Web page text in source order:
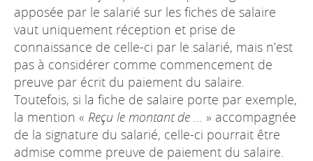
apposée par le salarié sur les fiches de salaire
vaut uniquement réception et prise de
connaissance de celle-ci par le salarié, mais n’est
pas à considérer comme commencement de
preuve par écrit du paiement du salaire.
Toutefois, si la fiche de salaire porte par exemple,
la mention « Reçu le montant de … » accompagnée
de la signature du salarié, celle-ci pourrait être
admise comme preuve de paiement du salaire.